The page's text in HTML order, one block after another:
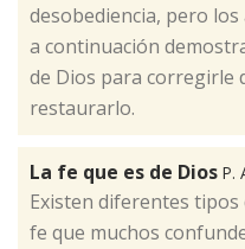
desobediencia, pero
a continuación
de Dios para corregirle
restaurarlo.
La fe que es de Dios P.
​Existen diferentes tipos
fe que muchos